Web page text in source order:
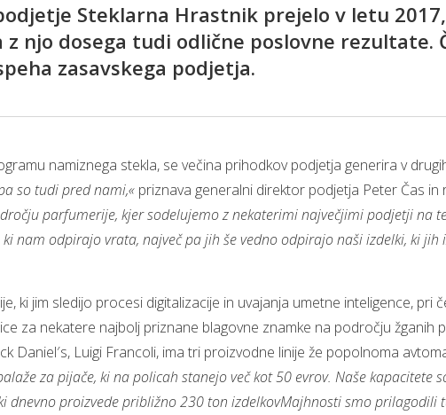
Steklarna Hrastnik prejelo v letu
njo dosega tudi odlične poslovne rezultate.
zasavskega podjetja.
namiznega stekla, se večina prihodkov podjetja generira v
so tudi pred nami,« priznava generalni direktor podjetja Peter Čas in
parfumerije, kjer sodelujemo z nekaterimi največjimi podjetji na
nam odpirajo vrata, največ pa jih še vedno odpirajo naši izdelki, ki jih
ki jim sledijo procesi digitalizacije in uvajanja umetne inteligence, pri
za nekatere najbolj priznane blagovne znamke na področju žganih
Daniel′s, Luigi Francoli, ima tri proizvodne linije že popolnoma
za pijače, ki na policah stanejo več kot 50 evrov. Naše kapacitete
dnevno proizvede približno 230 ton izdelkovMajhnosti smo prilagodili